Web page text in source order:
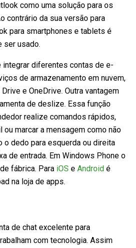
como uma solução para os
contrário da sua versão para
para smartphones e tablets é
ser usado.
integrar diferentes contas de e-
de armazenamento em nuvem,
e OneDrive. Outra vantagem
de deslize. Essa função
realize comandos rápidos,
marcar a mensagem como não
o dedo para esquerda ou direita
de entrada. Em Windows Phone o
fábrica. Para iOS e Android é
na loja de apps.
de chat excelente para
com tecnologia. Assim